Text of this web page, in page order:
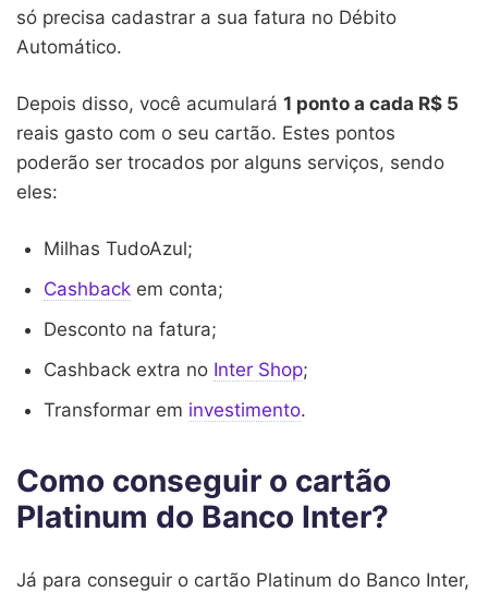
só precisa cadastrar a sua fatura no Débito
Automático.
Depois disso, você acumulará 1 ponto a cada R$ 5
reais gasto com o seu cartão. Estes pontos
poderão ser trocados por alguns serviços, sendo
eles:
Milhas TudoAzul;
Cashback em conta;
Desconto na fatura;
Cashback extra no Inter Shop;
Transformar em investimento.
Como conseguir o cartão
Platinum do Banco Inter?
Já para conseguir o cartão Platinum do Banco Inter,